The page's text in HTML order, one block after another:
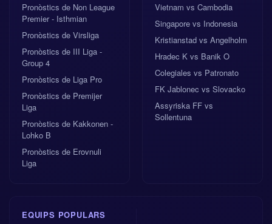
Pronòstics de Non League
Premier - Isthmian
Pronòstics de Virsliga
Pronòstics de III Liga -
Group 4
Pronòstics de Liga Pro
Pronòstics de Premijer
Liga
Pronòstics de Kakkonen -
Lohko B
Pronòstics de Erovnuli
Liga
Vietnam vs Cambodia
Singapore vs Indonesia
Kristianstad vs Angelholm
Hradec K vs Banik O
Colegiales vs Patronato
FK Jablonec vs Slovacko
Assyriska FF vs
Sollentuna
EQUIPS POPULARS